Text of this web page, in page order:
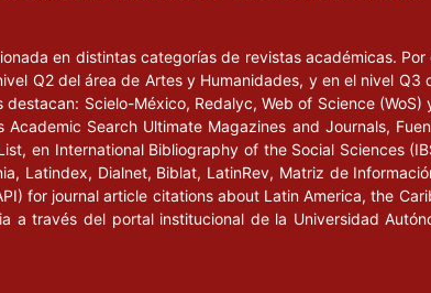
en distintas categorías de revistas académicas.
Q2 del área de Artes y Humanidades, y en el nivel Q3
Scielo-México, Redalyc, Web of Science (WoS)
Search Ultimate Magazines and Journals,
en International Bibliography of the Social Sciences
Latindex, Dialnet, Biblat, LatinRev, Matriz de
for journal article citations about Latin America, the
a través del portal institucional de la Universidad